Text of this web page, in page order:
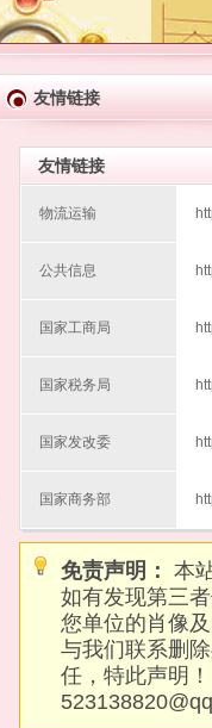
友情链接
友情链接
物流运输
公共信息
国家工商局
国家税务局
国家发改委
国家商务部
免责声明： 本
如有发现第三
您单位的肖像
与我们联系删
任，特此声明